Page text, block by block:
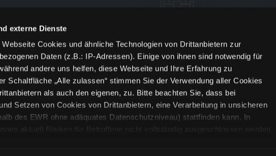
externe Dienste
Cookies und ähnliche Technologien von Drittanbietern zur
Daten (z.B.: IP-Adressen). Einige von ihnen sind notwendig für
andere uns helfen, diese Webseite und Ihre Erfahrung zu
Schaltfläche „Alle zulassen“ stimmen Sie der Verwendung aller Cookies
als auch den eigenen, zu. Bitte beachten Sie, dass bei
Setzen von Cookies von Drittanbietern, eine Verarbeitung in unsicheren
des EWR ohne adäquates Datenschutzniveau) stattfinden kann. In
aktuell Risiken für Betroffene nicht vollständig ausgeschlossen werden.
und keine
jetzt